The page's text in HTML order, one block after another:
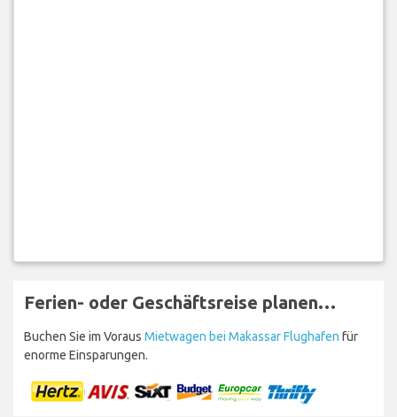
Ferien- oder Geschäftsreise planen…
Buchen Sie im Voraus Mietwagen bei Makassar Flughafen für
enorme Einsparungen.